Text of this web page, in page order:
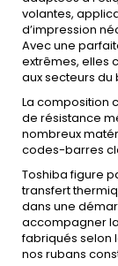
volantes,
d’impression
Avec une
extrêmes, elles
aux secteurs du
La composition
de résistance
nombreux
codes-barres
Toshiba figure
transfert
dans une
accompagner
fabriqués selon
nos rubans